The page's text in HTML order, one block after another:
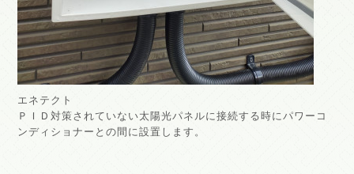
エネテクト
ＰＩＤ対策されていない太陽光パネルに接続する時にパワーコ
ンディショナーとの間に設置します。